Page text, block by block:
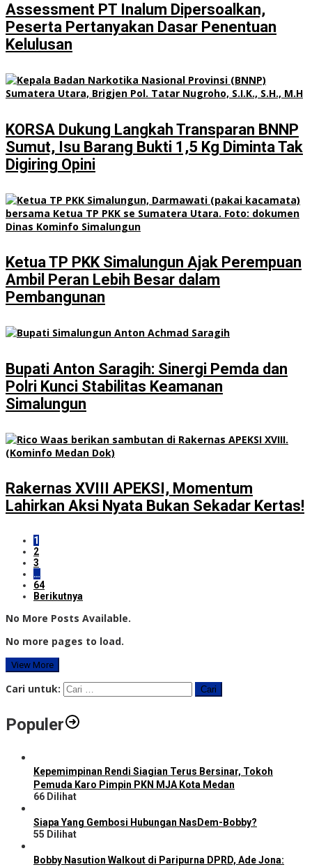
Assessment PT Inalum Dipersoalkan,
Peserta Pertanyakan Dasar Penentuan
Kelulusan
KORSA Dukung Langkah Transparan BNNP
Sumut, Isu Barang Bukti 1,5 Kg Diminta Tak
Digiring Opini
Ketua TP PKK Simalungun Ajak Perempuan
Ambil Peran Lebih Besar dalam
Pembangunan
Bupati Anton Saragih: Sinergi Pemda dan
Polri Kunci Stabilitas Keamanan
Simalungun
Rakernas XVIII APEKSI, Momentum
Lahirkan Aksi Nyata Bukan Sekadar Kertas!
1
2
3
…
64
Berikutnya
No More Posts Available.
No more pages to load.
View More
Cari untuk:
Populer
Kepemimpinan Rendi Siagian Terus Bersinar, Tokoh
Pemuda Karo Pimpin PKN MJA Kota Medan
66 Dilihat
Siapa Yang Gembosi Hubungan NasDem-Bobby?
55 Dilihat
Bobby Nasution Walkout di Paripurna DPRD, Ade Jona: